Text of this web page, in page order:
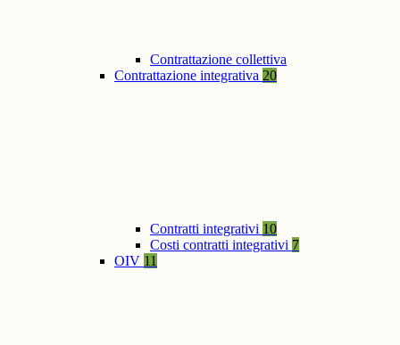
Contrattazione collettiva
Contrattazione integrativa 20
Contratti integrativi 10
Costi contratti integrativi 7
OIV 11